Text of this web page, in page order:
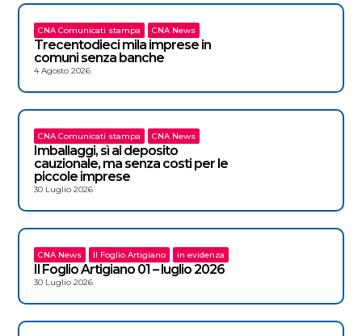
CNA Comunicati stampa CNA News
Trecentodieci mila imprese in
comuni senza banche
4 Agosto 2026
CNA Comunicati stampa CNA News
Imballaggi, sì al deposito
cauzionale, ma senza costi per le
piccole imprese
30 Luglio 2026
CNA News Il Foglio Artigiano in evidenza
Il Foglio Artigiano 01 – luglio 2026
30 Luglio 2026